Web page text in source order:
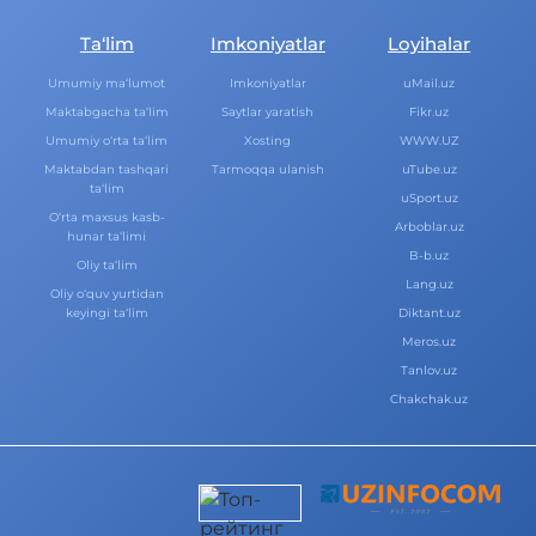
Ta‘lim
Umumiy ma‘lumot
Maktabgacha ta‘lim
Umumiy o‘rta ta‘lim
Maktabdan tashqari
ta‘lim
O‘rta maxsus kasb-
hunar ta‘limi
Oliy ta‘lim
Oliy o‘quv yurtidan
keyingi ta‘lim
Imkoniyatlar
Imkoniyatlar
Saytlar yaratish
Xosting
Tarmoqqa ulanish
Loyihalar
uMail.uz
Fikr.uz
WWW.UZ
uTube.uz
uSport.uz
Arboblar.uz
B-b.uz
Lang.uz
Diktant.uz
Meros.uz
Tanlov.uz
Chakchak.uz